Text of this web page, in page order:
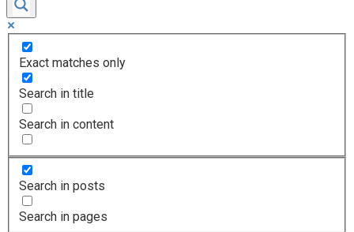
Exact matches only
Search in title
Search in content
Search in posts
Search in pages